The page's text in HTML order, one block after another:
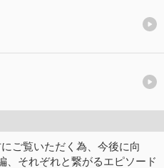
ご覧いただく為、今後に向
、それぞれと繋がるエピソード